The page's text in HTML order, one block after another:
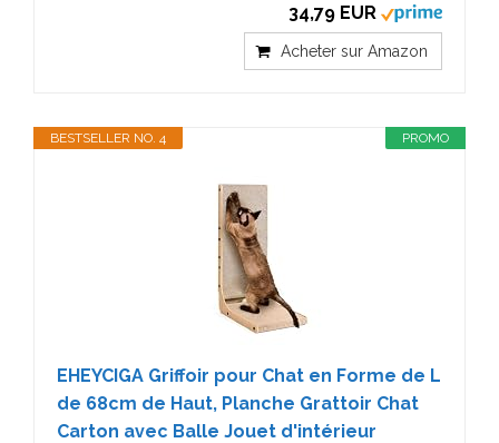
34,79 EUR
Acheter sur Amazon
PROMO
BESTSELLER NO. 4
EHEYCIGA Griffoir pour Chat en Forme de L
de 68cm de Haut, Planche Grattoir Chat
Carton avec Balle Jouet d'intérieur